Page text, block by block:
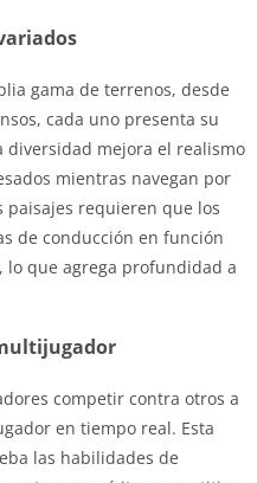
gama de terrenos, desde
cada uno presenta su
diversidad mejora el realismo
​​​​mientras navegan por
paisajes requieren que los
de conducción en función
lo que agrega profundidad a
competir contra otros a
en tiempo real. Esta
las habilidades de